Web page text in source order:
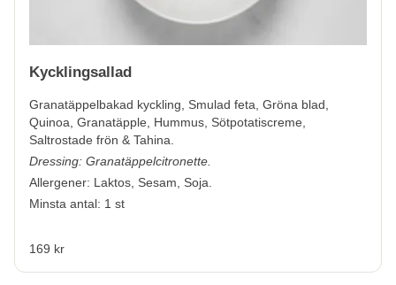
Kycklingsallad
Granatäppelbakad kyckling, Smulad feta, Gröna blad,
Quinoa, Granatäpple, Hummus, Sötpotatiscreme,
Saltrostade frön & Tahina.
Dressing: Granatäppelcitronette.
Allergener: Laktos, Sesam, Soja.
Minsta antal: 1 st
169 kr